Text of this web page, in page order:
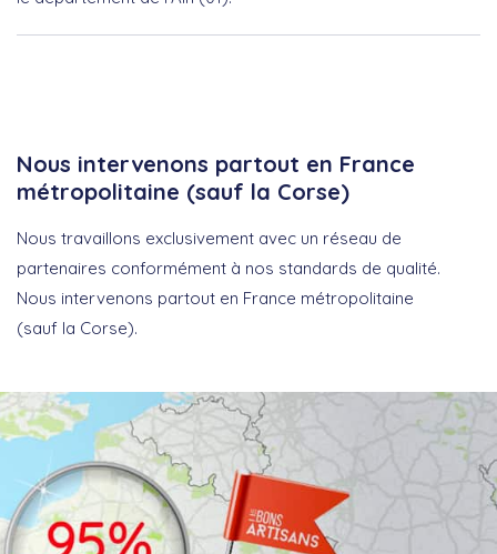
Nous intervenons partout en France
métropolitaine (sauf la Corse)
Nous travaillons exclusivement avec un réseau de
partenaires conformément à nos standards de qualité.
Nous intervenons partout en France métropolitaine
(sauf la Corse).